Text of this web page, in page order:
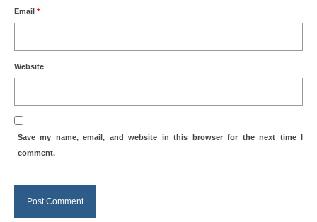
Email *
Website
Save my name, email, and website in this browser for the next time I
comment.